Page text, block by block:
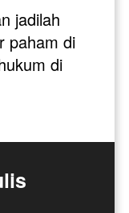
jadilah
paham di
di